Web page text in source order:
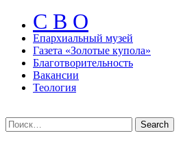
С В О
Епархиальный музeй
Газета «Золотые купола»
Благотворительность
Вакансии
Теология